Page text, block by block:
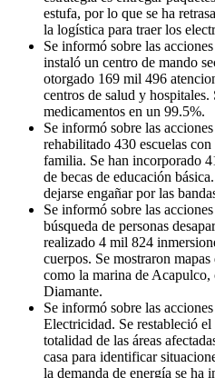
estufa, por lo que se ha
la logística para traer los
Se informó sobre las
instaló un centro de mando
otorgado 169 mil 496
centros de salud y
medicamentos en un 99.5%.
Se informó sobre las
rehabilitado 430 escuelas
familia. Se han incorporado
de becas de educación
dejarse engañar por las
Se informó sobre las
búsqueda de personas
realizado 4 mil 824
cuerpos. Se mostraron
como la marina de
Diamante.
Se informó sobre las
Electricidad. Se restableció
totalidad de las áreas
casa para identificar
la demanda de energía se ha